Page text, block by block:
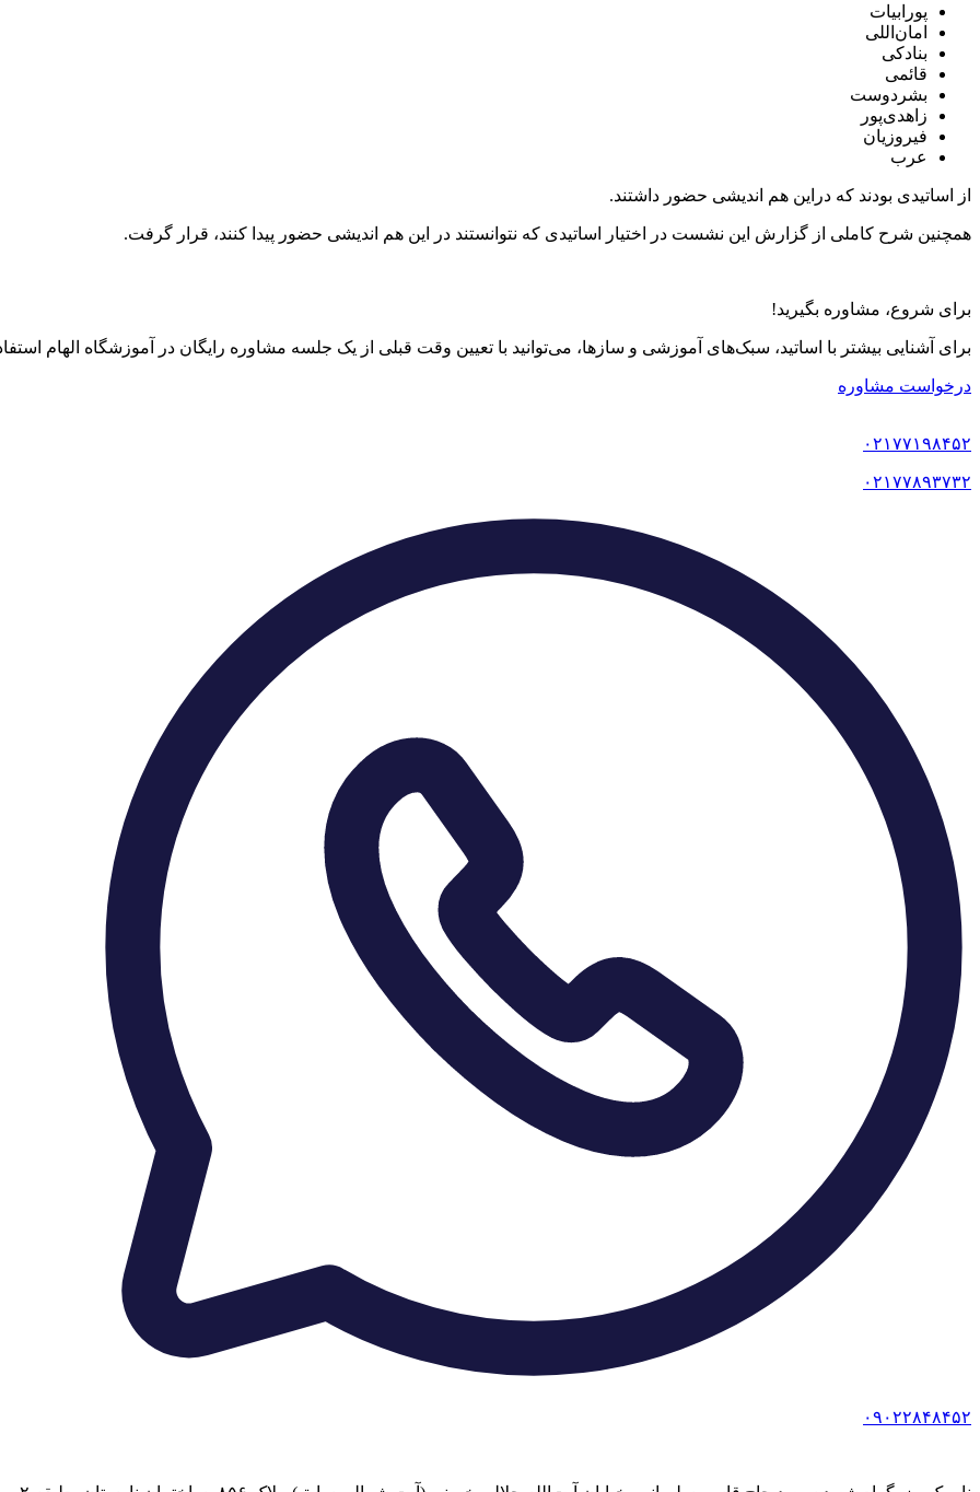
پورابیات
امان‌اللی
بنادکی
قائمی
بشردوست
زاهدی‌پور
فیروزیان
عرب
از اساتیدی بودند که دراین هم اندیشی حضور داشتند.
همچنین شرح کاملی از گزارش این نشست در اختیار اساتیدی که نتوانستند در این هم اندیشی حضور پیدا کنند، قرار گرفت.
برای شروع، مشاوره بگیرید!
برای آشنایی بیشتر با اساتید، سبک‌های آموزشی و سازها، می‌توانید با تعیین وقت قبلی از یک جلسه مشاوره رایگان در آموزشگاه الهام
درخواست مشاوره
۰۲۱۷۷۱۹۸۴۵۲
۰۲۱۷۷۸۹۳۷۳۲
۰۹۰۲۲۸۴۸۴۵۲